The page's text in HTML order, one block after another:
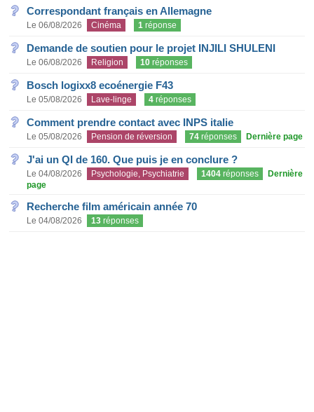
Correspondant français en Allemagne
Le 06/08/2026 Cinéma 1 réponse
Demande de soutien pour le projet INJILI SHULENI
Le 06/08/2026 Religion 10 réponses
Bosch logixx8 ecoénergie F43
Le 05/08/2026 Lave-linge 4 réponses
Comment prendre contact avec INPS italie
Le 05/08/2026 Pension de réversion 74 réponses Dernière page
J'ai un QI de 160. Que puis je en conclure ?
Le 04/08/2026 Psychologie, Psychiatrie 1404 réponses
Dernière
page
Recherche film américain année 70
Le 04/08/2026 13 réponses